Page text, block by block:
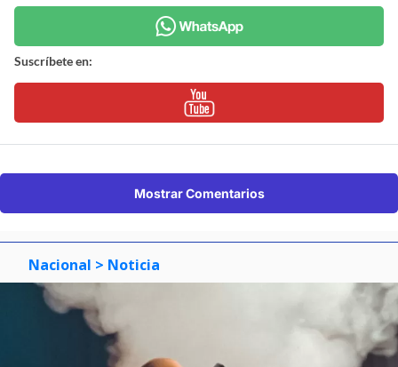
Suscríbete en:
Mostrar Comentarios
Nacional > Noticia